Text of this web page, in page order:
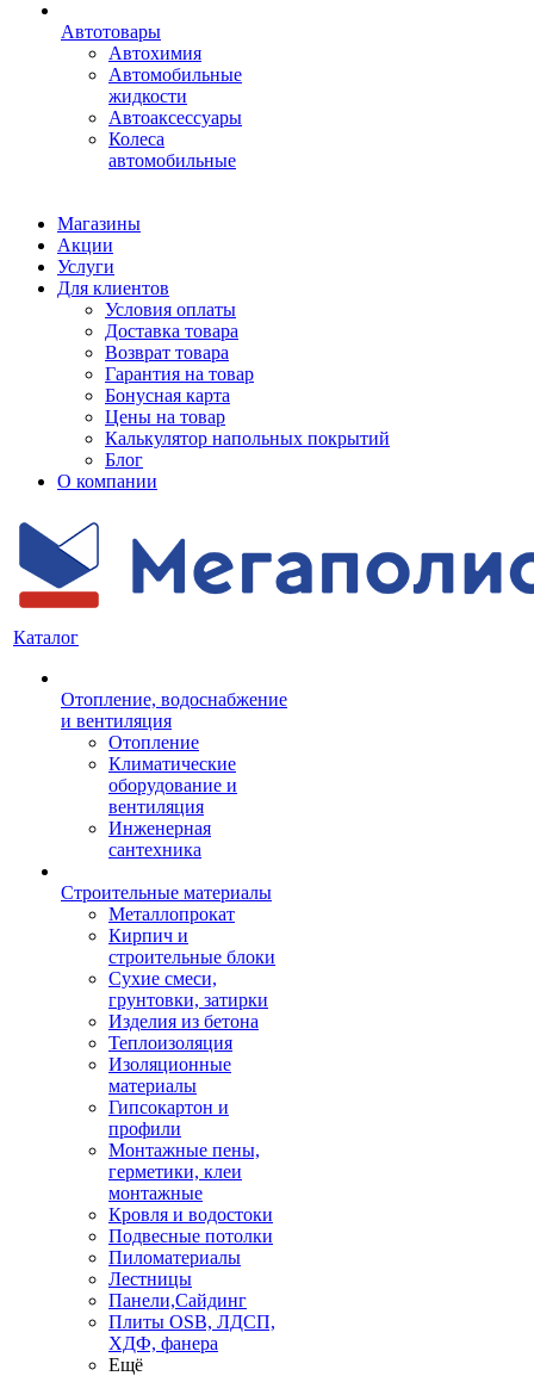
Автотовары
Автохимия
Автомобильные
жидкости
Автоаксессуары
Колеса
автомобильные
Магазины
Акции
Услуги
Для клиентов
Условия оплаты
Доставка товара
Возврат товара
Гарантия на товар
Бонусная карта
Цены на товар
Калькулятор напольных покрытий
Блог
О компании
Каталог
Отопление, водоснабжение
и вентиляция
Отопление
Климатические
оборудование и
вентиляция
Инженерная
сантехника
Строительные материалы
Металлопрокат
Кирпич и
строительные блоки
Сухие смеси,
грунтовки, затирки
Изделия из бетона
Теплоизоляция
Изоляционные
материалы
Гипсокартон и
профили
Монтажные пены,
герметики, клеи
монтажные
Кровля и водостоки
Подвесные потолки
Пиломатериалы
Лестницы
Панели,Сайдинг
Плиты OSB, ЛДСП,
ХДФ, фанера
Ещё